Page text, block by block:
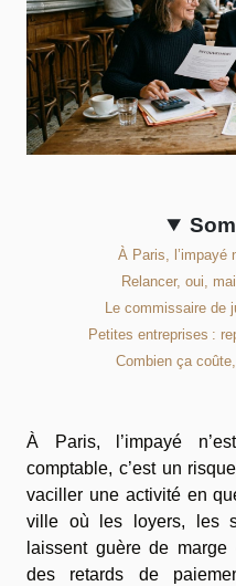
À Paris, l’impayé
Relancer, oui,
Le commissaire de
Petites entreprises :
Combien ça
À Paris, l’impayé
comptable, c’est un
vaciller une activité en
ville où les loyers, les
laissent guère de
des retards de